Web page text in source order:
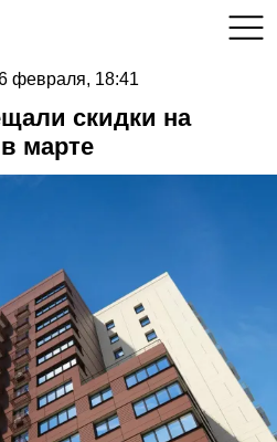
февраля, 18:41
скидки на
марте